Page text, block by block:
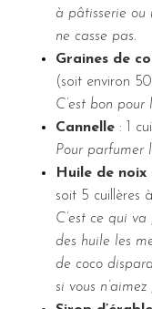
à pâtisserie ou
ne casse pas.
Graines de
(soit environ
C’est bon
Cannelle : 1
Pour parfumer
Huile de noix
soit 5 cuillères
C’est ce qui
des huile les
de coco
si vous